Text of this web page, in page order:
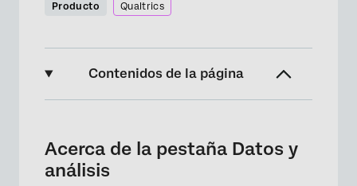
Producto Qualtrics
Contenidos de la página
Funcionalidad de la pestaña Datos y análisis
Acerca de la pestaña Datos y
análisis